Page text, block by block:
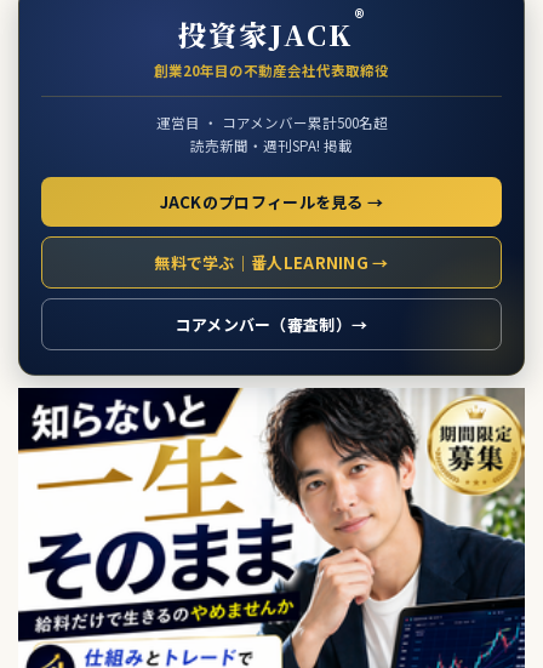
投資家JACK®
創業20年目の不動産会社代表取締役
運営目 ・ コアメンバー累計500名超
読売新聞・週刊SPA! 掲載
JACKのプロフィールを見る →
無料で学ぶ｜番人LEARNING →
コアメンバー（審査制）→